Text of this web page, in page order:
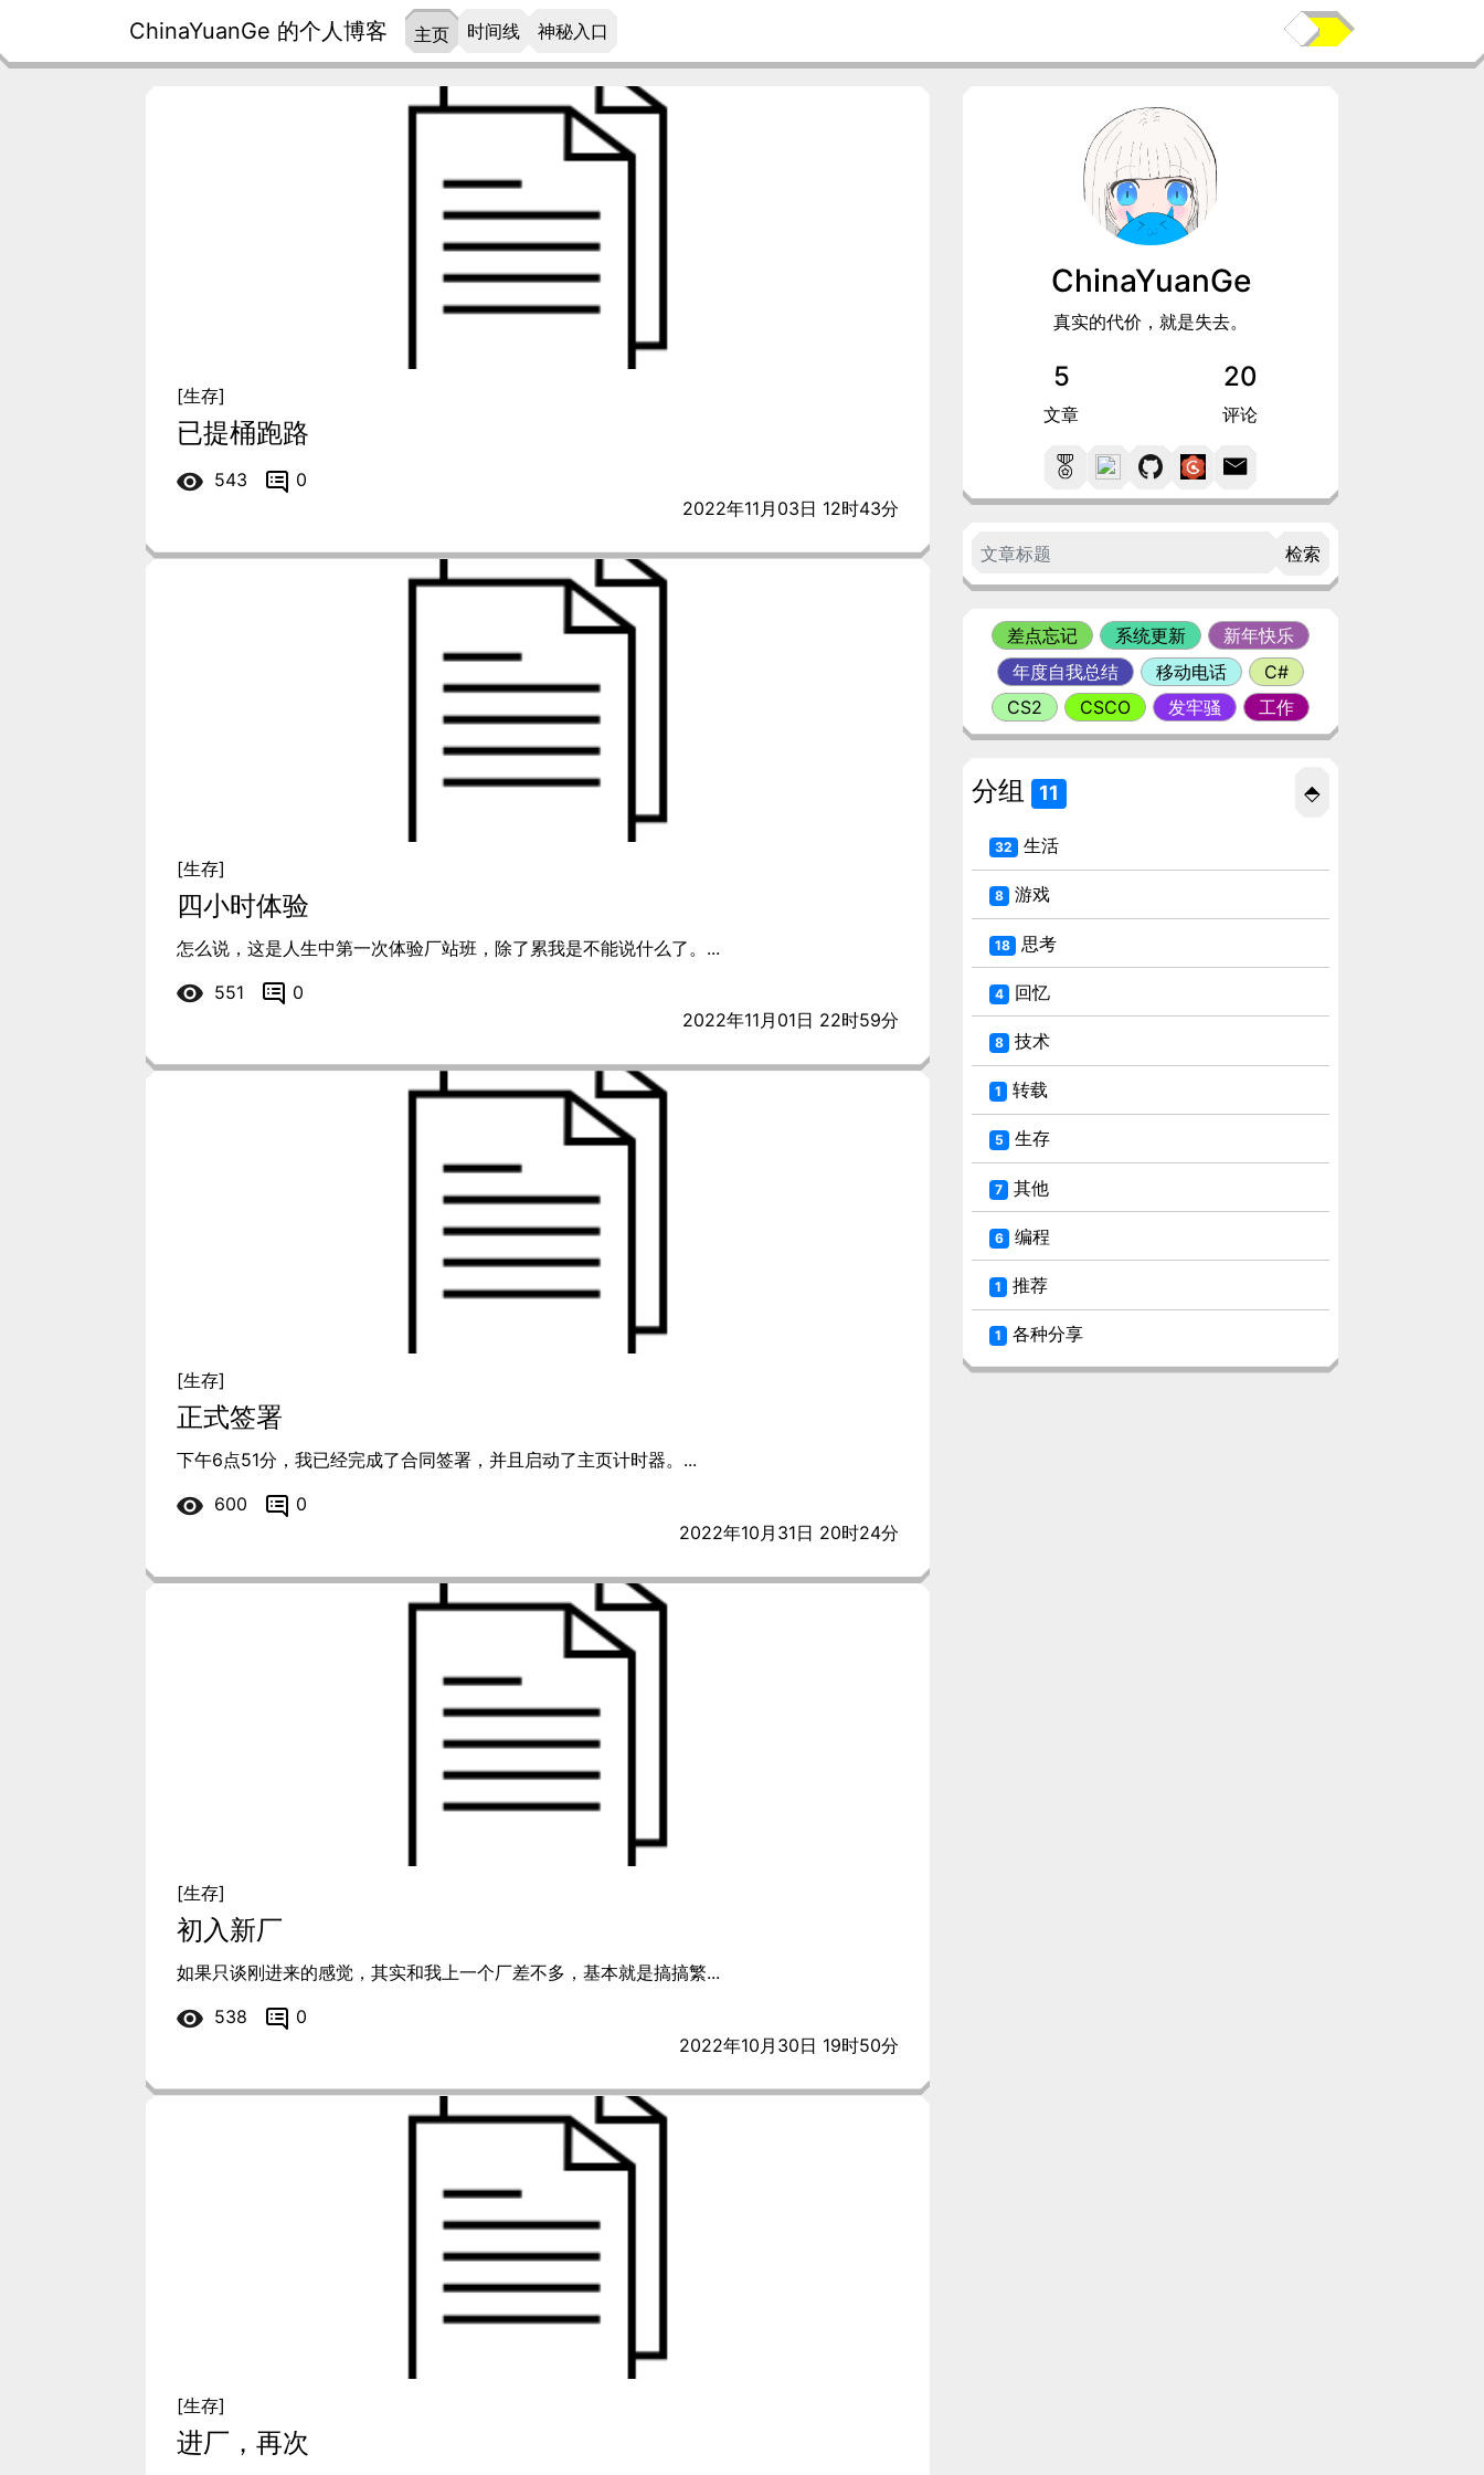
ChinaYuanGe 的个人博客 主页 时间线 神秘入口
[生存]
已提桶跑路
543
0
2022年11月03日 12时43分
[生存]
四小时体验
怎么说，这是人生中第一次体验厂站班，除了累我是不能说什么了。...
551
0
2022年11月01日 22时59分
[生存]
正式签署
下午6点51分，我已经完成了合同签署，并且启动了主页计时器。...
600
0
2022年10月31日 20时24分
[生存]
初入新厂
如果只谈刚进来的感觉，其实和我上一个厂差不多，基本就是搞搞繁...
538
0
2022年10月30日 19时50分
[生存]
进厂，再次
ChinaYuanGe
真实的代价，就是失去。
5
文章
20
评论
检索
差点忘记 系统更新
新年快乐
年度自我总结
移动电话
C#
CS2
CSCO 发牢骚 工作
分组 11 ⬘
32 生活
8 游戏
18 思考
4 回忆
8 技术
1 转载
5 生存
7 其他
6 编程
1 推荐
1 各种分享